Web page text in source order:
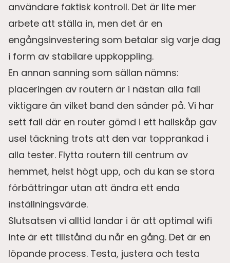
användare faktisk kontroll. Det är lite mer
arbete att ställa in, men det är en
engångsinvestering som betalar sig varje dag
i form av stabilare uppkoppling.
En annan sanning som sällan nämns:
placeringen av routern är i nästan alla fall
viktigare än vilket band den sänder på. Vi har
sett fall där en router gömd i ett hallskåp gav
usel täckning trots att den var topprankad i
alla tester. Flytta routern till centrum av
hemmet, helst högt upp, och du kan se stora
förbättringar utan att ändra ett enda
inställningsvärde.
Slutsatsen vi alltid landar i är att optimal wifi
inte är ett tillstånd du når en gång. Det är en
löpande process. Testa, justera och testa